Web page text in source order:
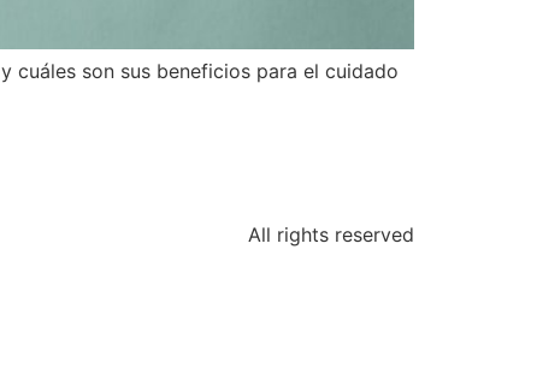
cuáles son sus beneficios para el cuidado
All rights reserved